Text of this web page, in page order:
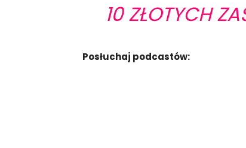
10 ZŁOTYCH
Posłuchaj podcastów: